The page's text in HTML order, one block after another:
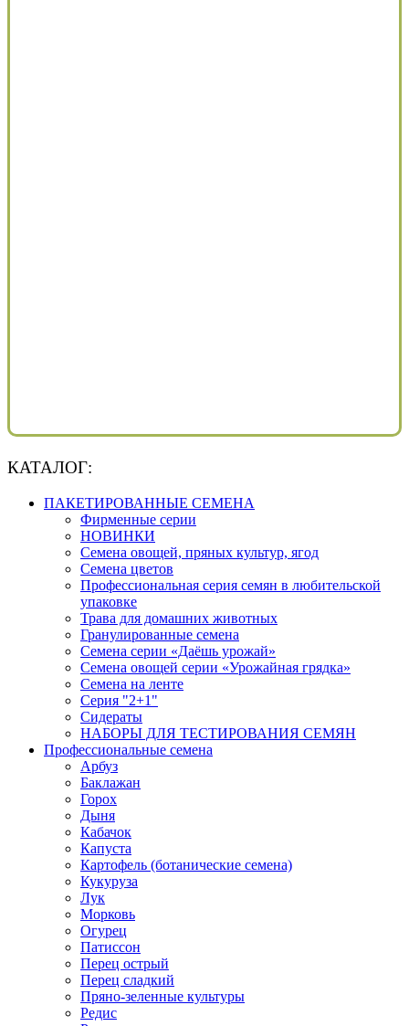
КАТАЛОГ:
ПАКЕТИРОВАННЫЕ СЕМЕНА
Фирменные серии
НОВИНКИ
Семена овощей, пряных культур, ягод
Семена цветов
Профессиональная серия семян в любительской
упаковке
Трава для домашних животных
Гранулированные семена
Семена серии «Даёшь урожай»
Семена овощей серии «Урожайная грядка»
Семена на ленте
Серия "2+1"
Сидераты
НАБОРЫ ДЛЯ ТЕСТИРОВАНИЯ СЕМЯН
Профессиональные семена
Арбуз
Баклажан
Горох
Дыня
Кабачок
Капуста
Картофель (ботанические семена)
Кукуруза
Лук
Морковь
Огурец
Патиссон
Перец острый
Перец сладкий
Пряно-зеленные культуры
Редис